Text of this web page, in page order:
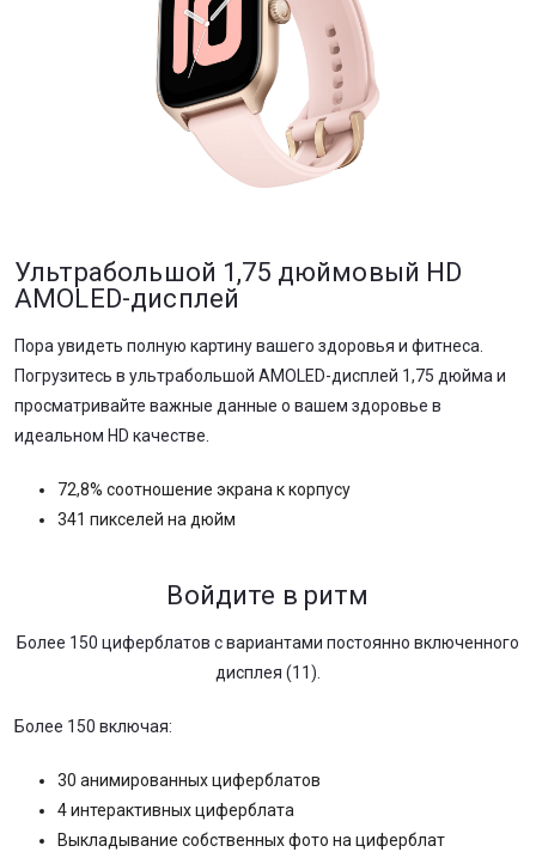
Ультрабольшой 1,75 дюймовый HD
AMOLED-дисплей
Пора увидеть полную картину вашего здоровья и фитнеса.
Погрузитесь в ультрабольшой AMOLED-дисплей 1,75 дюйма и
просматривайте важные данные о вашем здоровье в
идеальном HD качестве.
72,8% соотношение экрана к корпусу
341 пикселей на дюйм
Войдите в ритм
Более 150 циферблатов с вариантами постоянно включенного
дисплея (11).
Более 150 включая:
30 анимированных циферблатов
4 интерактивных циферблата
Выкладывание собственных фото на циферблат